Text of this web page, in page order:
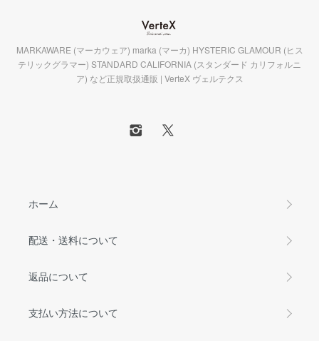
MARKAWARE (マーカウェア) marka (マーカ) HYSTERIC GLAMOUR (ヒス
テリックグラマー) STANDARD CALIFORNIA (スタンダード カリフォルニ
ア) など正規取扱通販 | VerteX ヴェルテクス
ホーム
配送・送料について
返品について
支払い方法について